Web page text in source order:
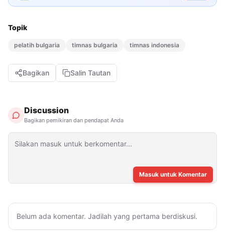
Topik
pelatih bulgaria timnas bulgaria timnas indonesia
Bagikan Salin Tautan
Discussion
Bagikan pemikiran dan pendapat Anda
Masuk untuk Komentar
Belum ada komentar. Jadilah yang pertama berdiskusi.